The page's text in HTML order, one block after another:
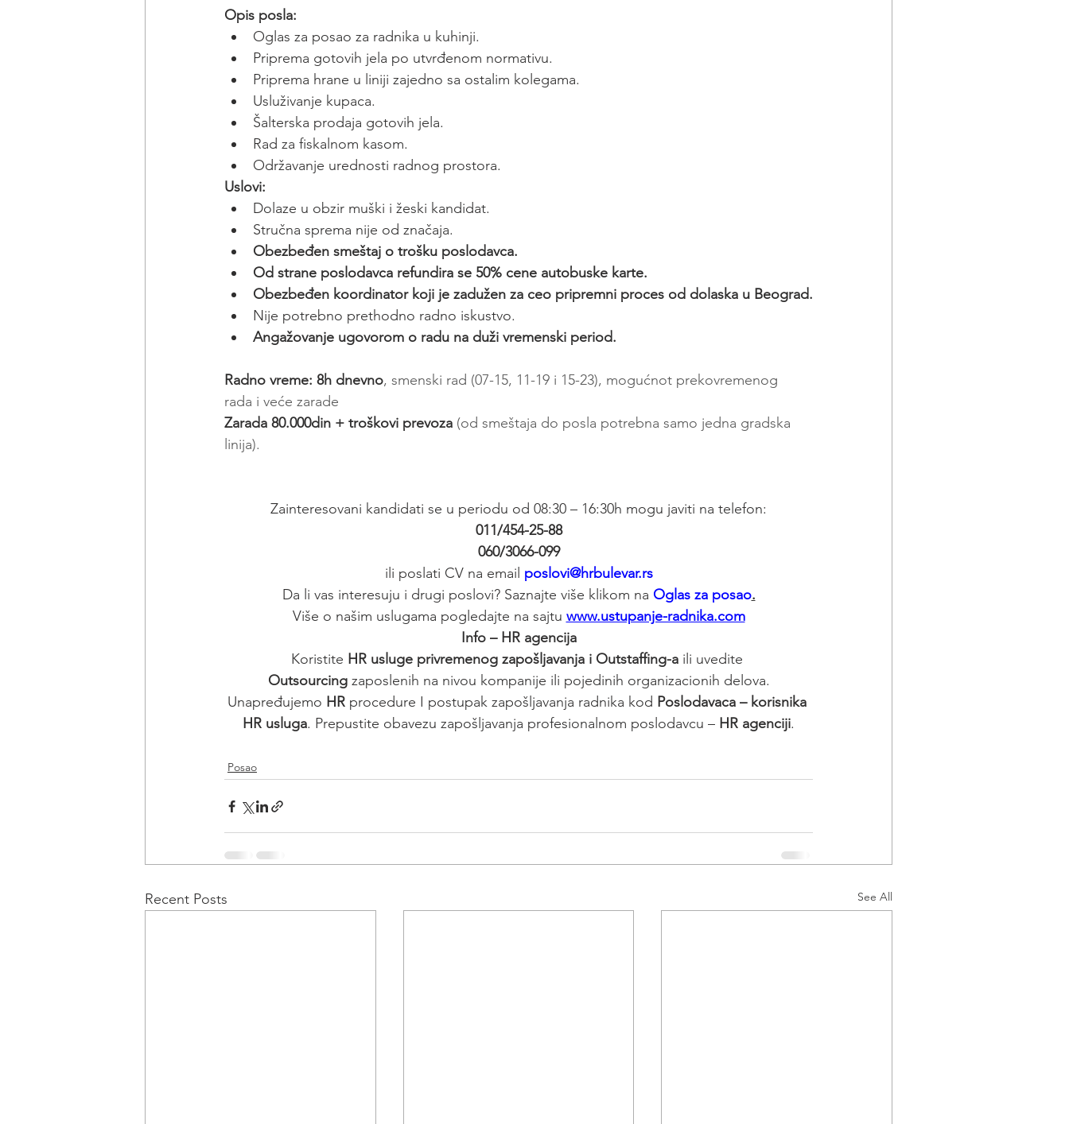
Opis posla:
Oglas za posao za radnika u kuhinji.
Priprema gotovih jela po utvrđenom normativu.
Priprema hrane u liniji zajedno sa ostalim kolegama.
Usluživanje kupaca.
Šalterska prodaja gotovih jela.
Rad za fiskalnom kasom.
Održavanje urednosti radnog prostora.
Uslovi:
Dolaze u obzir muški i žeski kandidat.
Stručna sprema nije od značaja.
Obezbeđen smeštaj o trošku poslodavca.
Od strane poslodavca refundira se 50% cene autobuske karte.
Obezbeđen koordinator koji je zadužen za ceo pripremni proces od dolaska u Beograd.
Nije potrebno prethodno radno iskustvo.
Angažovanje ugovorom o radu na duži vremenski period.
Radno vreme: 8h dnevno, smenski rad (07-15, 11-19 i 15-23), mogućnot prekovremenog
rada i veće zarade
Zarada 80.000din + troškovi prevoza (od smeštaja do posla potrebna samo jedna gradska
linija).
Zainteresovani kandidati se u periodu od 08:30 – 16:30h mogu javiti na telefon:
011/454-25-88
060/3066-099
ili poslati CV na email poslovi@hrbulevar.rs
Da li vas interesuju i drugi poslovi? Saznajte više klikom na Oglas za posao.
Više o našim uslugama pogledajte na sajtu www.ustupanje-radnika.com
Info – HR agencija
Koristite HR usluge privremenog zapošljavanja i Outstaffing-a ili uvedite
Outsourcing zaposlenih na nivou kompanije ili pojedinih organizacionih delova.
Unapređujemo HR procedure I postupak zapošljavanja radnika kod Poslodavaca – korisnika
HR usluga. Prepustite obavezu zapošljavanja profesionalnom poslodavcu – HR agenciji.
Posao
Recent Posts See All